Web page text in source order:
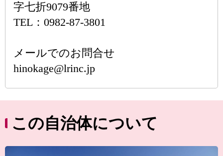
字七折9079番地
TEL：0982-87-3801
メールでのお問合せ
hinokage@lrinc.jp
この自治体について